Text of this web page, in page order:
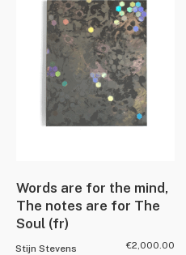
Words are for the mind,
The notes are for The
Soul (fr)
Stijn Stevens €2,000.00